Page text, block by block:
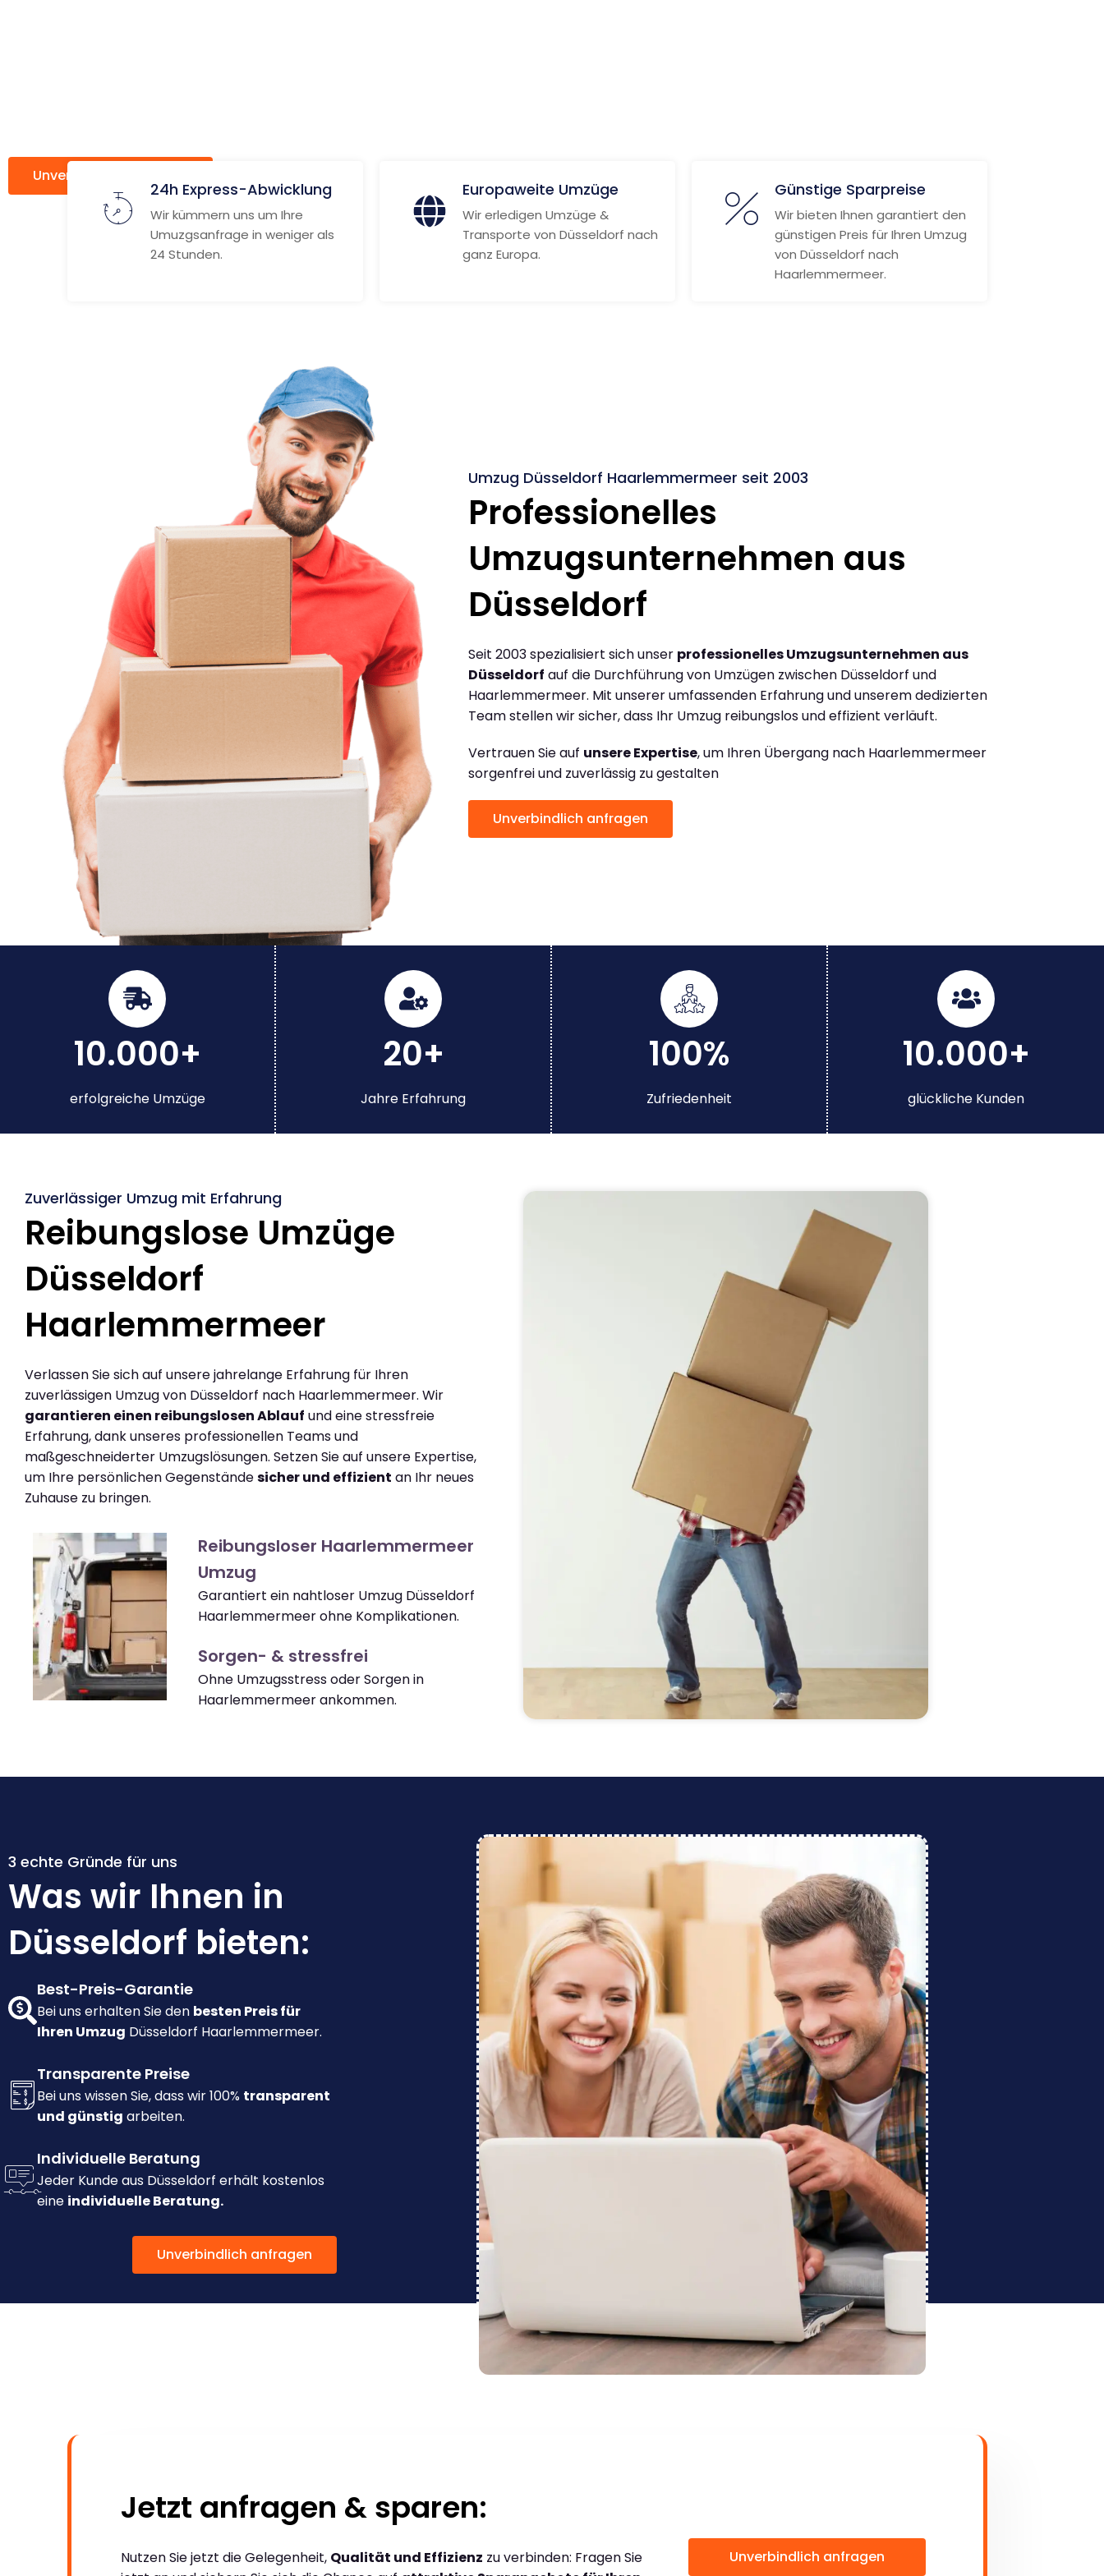
Unverbindlich anfragen
24h Express-Abwicklung
Wir kümmern uns um Ihre
Umuzgsanfrage in weniger als
24 Stunden.
Europaweite Umzüge
Wir erledigen Umzüge &
Transporte von Düsseldorf nach
ganz Europa.
Günstige Sparpreise
Wir bieten Ihnen garantiert den
günstigen Preis für Ihren Umzug
von Düsseldorf nach
Haarlemmermeer.
Umzug Düsseldorf Haarlemmermeer seit 2003
Professionelles
Umzugsunternehmen aus
Düsseldorf
Seit 2003 spezialisiert sich unser professionelles Umzugsunternehmen aus
Düsseldorf auf die Durchführung von Umzügen zwischen Düsseldorf und
Haarlemmermeer. Mit unserer umfassenden Erfahrung und unserem dedizierten
Team stellen wir sicher, dass Ihr Umzug reibungslos und effizient verläuft.
Vertrauen Sie auf unsere Expertise, um Ihren Übergang nach Haarlemmermeer
sorgenfrei und zuverlässig zu gestalten
Unverbindlich anfragen
10.000+
erfolgreiche Umzüge
20+
Jahre Erfahrung
100%
Zufriedenheit
10.000+
glückliche Kunden
Zuverlässiger Umzug mit Erfahrung
Reibungslose Umzüge
Düsseldorf
Haarlemmermeer
Verlassen Sie sich auf unsere jahrelange Erfahrung für Ihren
zuverlässigen Umzug von Düsseldorf nach Haarlemmermeer. Wir
garantieren einen reibungslosen Ablauf und eine stressfreie
Erfahrung, dank unseres professionellen Teams und
maßgeschneiderter Umzugslösungen. Setzen Sie auf unsere Expertise,
um Ihre persönlichen Gegenständesicher und effizient an Ihr neues
Zuhause zu bringen.
Reibungsloser Haarlemmermeer
Umzug
Garantiert ein nahtloser Umzug Düsseldorf
Haarlemmermeer ohne Komplikationen.
Sorgen- & stressfrei
Ohne Umzugsstress oder Sorgen in
Haarlemmermeer ankommen.
3 echte Gründe für uns
Was wir Ihnen in
Düsseldorf bieten:
Best-Preis-Garantie
Bei uns erhalten Sie den besten Preis für
Ihren Umzug Düsseldorf Haarlemmermeer.
Transparente Preise
Bei uns wissen Sie, dass wir 100% transparent
und günstig arbeiten.
Individuelle Beratung
Jeder Kunde aus Düsseldorf erhält kostenlos
eine individuelle Beratung.
Unverbindlich anfragen
Jetzt anfragen & sparen:
Nutzen Sie jetzt die Gelegenheit, Qualität und Effizienz zu verbinden: Fragen Sie
Unverbindlich anfragen